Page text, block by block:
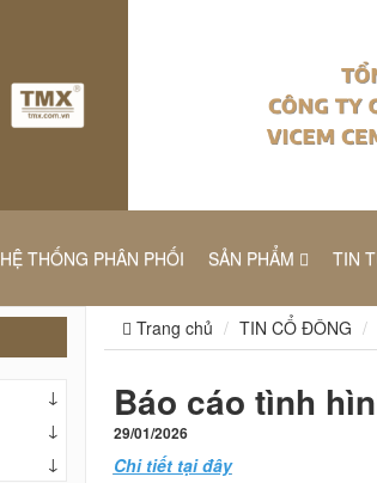
HỆ THỐNG PHÂN PHỐI SẢN PHẨM TIN
Trang chủ TIN CỔ ĐÔNG
Báo cáo tình
29/01/2026
Chi tiết tại đây